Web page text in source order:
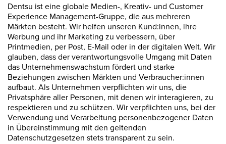
Dentsu ist eine globale Medien-, Kreativ- und Customer
Experience Management-Gruppe, die aus mehreren
Märkten besteht. Wir helfen unseren Kund:innen, ihre
Werbung und ihr Marketing zu verbessern, über
Printmedien, per Post, E-Mail oder in der digitalen Welt. Wir
glauben, dass der verantwortungsvolle Umgang mit Daten
das Unternehmenswachstum fördert und starke
Beziehungen zwischen Märkten und Verbraucher:innen
aufbaut. Als Unternehmen verpflichten wir uns, die
Privatsphäre aller Personen, mit denen wir interagieren, zu
respektieren und zu schützen. Wir verpflichten uns, bei der
Verwendung und Verarbeitung personenbezogener Daten
in Übereinstimmung mit den geltenden
Datenschutzgesetzen stets transparent zu sein.